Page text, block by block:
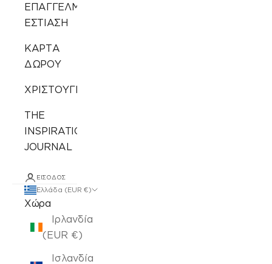
ΕΠΑΓΓΕΛΜΑΤΙΚΗ
ΕΣΤΙΑΣΗ
ΚΑΡΤΑ
ΔΩΡΟΥ
ΧΡΙΣΤΟΥΓΕΝΝΙΑΤΙΚΑ
THE
INSPIRATION
JOURNAL
ΕΊΣΟΔΟΣ
Ελλάδα (EUR €)
Χώρα
Ιρλανδία
(EUR €)
Ισλανδία